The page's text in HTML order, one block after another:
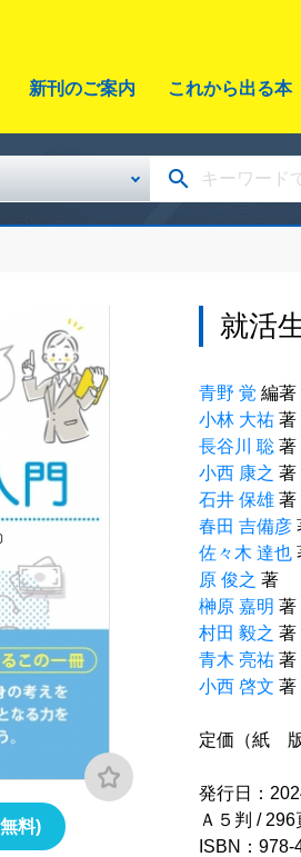
新刊のご案内 これから出る本
料)
就活
青野 覚 編著
小林 大祐 著
長谷川 聡 著
小西 康之 著
石井 保雄 著
春田 吉備彦
佐々木 達也
原 俊之 著
榊原 嘉明 著
村田 毅之 著
青木 亮祐 著
小西 啓文 著
定価（紙 版
発行日：
Ａ５判 / 296
ISBN：